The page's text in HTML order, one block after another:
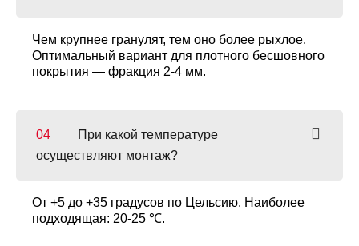
Чем крупнее гранулят, тем оно более рыхлое.
Оптимальный вариант для плотного бесшовного
покрытия — фракция 2-4 мм.
При какой температуре
осуществляют монтаж?
От +5 до +35 градусов по Цельсию. Наиболее
подходящая: 20-25 ℃.